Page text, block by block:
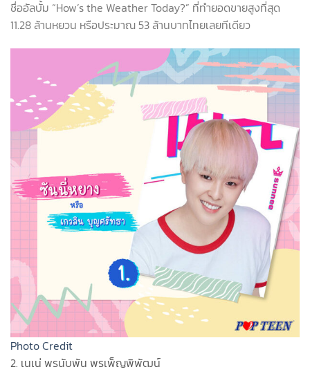
ชื่ออัลบั้ม “How’s the Weather Today?” ที่ทำยอดขายสูงที่สุด
11.28 ล้านหยวน หรือประมาณ 53 ล้านบาทไทยเลยทีเดียว
Photo Credit
2. เนเน่ พรนับพัน พรเพ็ญพิพัฒน์